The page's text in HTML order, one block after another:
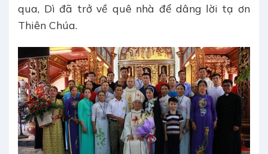
qua, Dì đã trở về quê nhà để dâng lời tạ ơn
Thiên Chúa.